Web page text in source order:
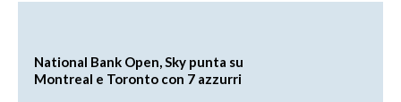
National Bank Open, Sky punta su
Montreal e Toronto con 7 azzurri